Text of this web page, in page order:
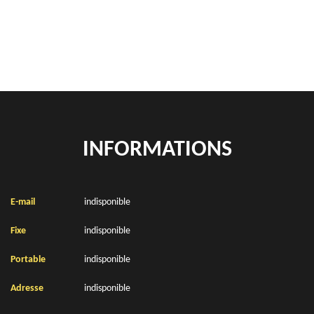
INFORMATIONS
E-mail indisponible
Fixe indisponible
Portable indisponible
Adresse indisponible